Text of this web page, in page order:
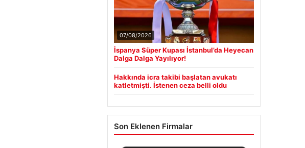
07/08/2026
İspanya Süper Kupası İstanbul’da Heyecan
Dalga Dalga Yayılıyor!
Hakkında icra takibi başlatan avukatı
katletmişti. İstenen ceza belli oldu
Son Eklenen Firmalar